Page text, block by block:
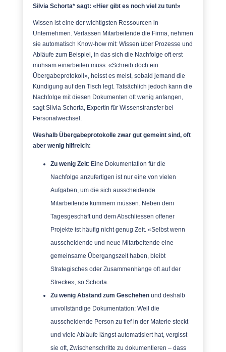
Silvia Schorta* sagt: « Hier gibt es noch viel zu tun!»
Wissen ist eine der wichtigsten Ressourcen in
Unternehmen. Verlassen Mitarbeitende die Firma, nehmen
sie automatisch Know-how mit: Wissen über Prozesse und
Abläufe zum Beispiel, in das sich die Nachfolge oft erst
mühsam einarbeiten muss. «Schreib doch ein
Übergabeprotokoll », heisst es meist, sobald jemand die
Kündigung auf den Tisch legt. Tatsächlich jedoch kann die
Nachfolge mit diesen Dokumenten oft wenig anfangen,
sagt Silvia Schorta, Expertin für Wissenstransfer bei
Personalwechsel.
Weshalb Übergabeprotokolle zwar gut gemeint sind, oft
aber wenig hilfreich:
Zu wenig Zeit: Eine Dokumentation für die
Nachfolge anzufertigen ist nur eine von vielen
Aufgaben, um die sich ausscheidende
Mitarbeitende kümmern müssen. Neben dem
Tagesgeschäft und dem Abschliessen offener
Projekte ist häufig nicht genug Zeit. «Selbst wenn
ausscheidende und neue Mitarbeitende eine
gemeinsame Übergangszeit haben, bleibt
Strategisches oder Zusammenhänge oft auf der
Strecke», so Schorta.
Zu wenig Abstand zum Geschehenund deshalb
unvollständige Dokumentation: Weil die
ausscheidende Person zu tief in der Materie steckt
und viele Abläufe längst automatisiert hat, vergisst
sie oft, Zwischenschritte zu dokumentieren – dass